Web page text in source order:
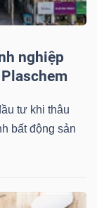
nghiệp
tư khi thâu
bất động sản